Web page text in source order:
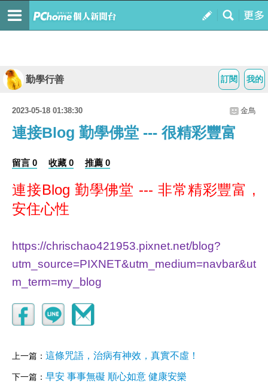
我的
訂閱
勤學行善
2023-05-18 01:38:30 金鳥
連接Blog 勤學佛堂 --- 很精彩豐富
留言 0 收藏 0 推薦 0
連接Blog 勤學佛堂 --- 非常精彩豐富 ,
安住心性
https://chrischao421953.pixnet.net/blog?
utm_source=PIXNET&utm_medium=navbar&ut
m_term=my_blog
上一篇： 這條咒語，治病有神效，真實不虛！
下一篇： 早安 事事無礙 順心如意 健康安樂